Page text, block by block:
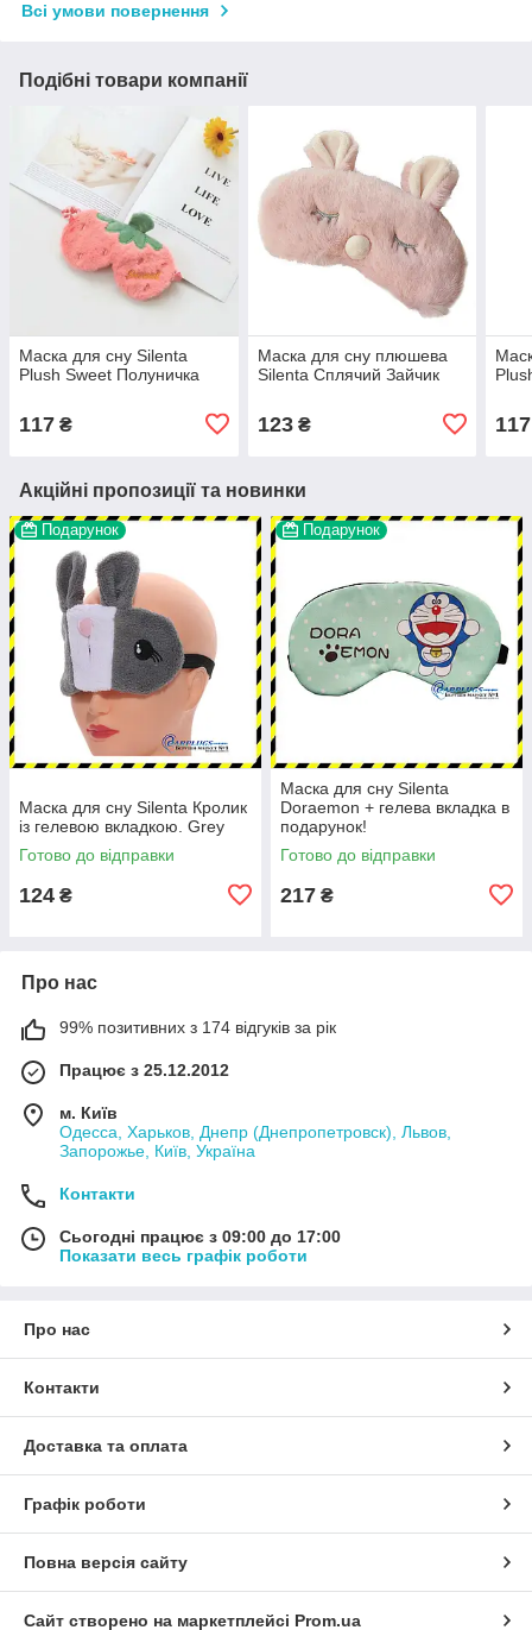
Всі умови повернення
Подібні товари компанії
Маска для сну Silenta
Plush Sweet Полуничка
117 ₴
Маска для сну плюшева
Silenta Сплячий Зайчик
123₴ 117
Акційні пропозиції та новинки
Подарунок
Маска для сну Silenta Кролик
із гелевою вкладкою. Grey
Готово до відправки
124 ₴
Подарунок
Маска для сну Silenta
Doraemon + гелева вкладка в
подарунок!
Готово до відправки
217 ₴
Про нас
99% позитивних з 174 відгуків за рік
Працює з 25.12.2012
м. Київ
Одесса, Харьков, Днепр (Днепропетровск), Львов,
Запорожье, Київ, Україна
Контакти
Сьогодні працює з 09:00 до 17:00
Показати весь графік роботи
Про нас
Контакти
Доставка та оплата
Графік роботи
Повна версія сайту
Сайт створено на маркетплейсі Prom.ua